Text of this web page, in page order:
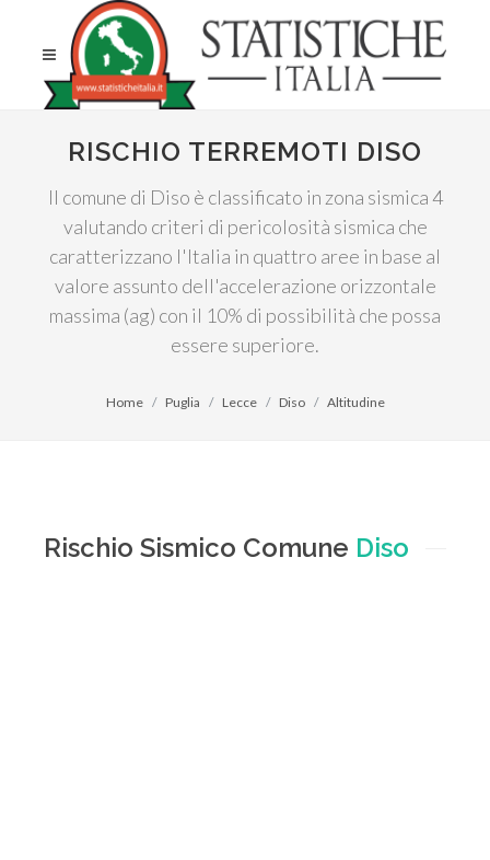
RISCHIO TERREMOTI DISO
Il comune di Diso è classificato in zona sismica 4
valutando criteri di pericolosità sismica che
caratterizzano l'Italia in quattro aree in base al
valore assunto dell'accelerazione orizzontale
massima (ag) con il 10% di possibilità che possa
essere superiore.
Home Puglia Lecce Diso Altitudine
Rischio Sismico Comune Diso